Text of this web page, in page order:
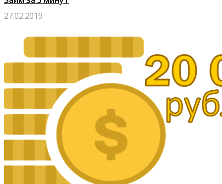
27.02.2019